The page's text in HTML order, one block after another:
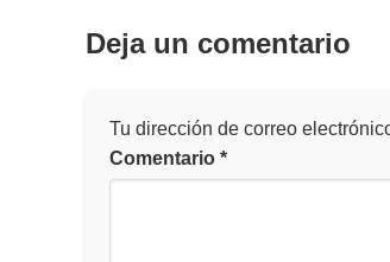
Deja un comentario
Tu dirección de correo
Comentario *